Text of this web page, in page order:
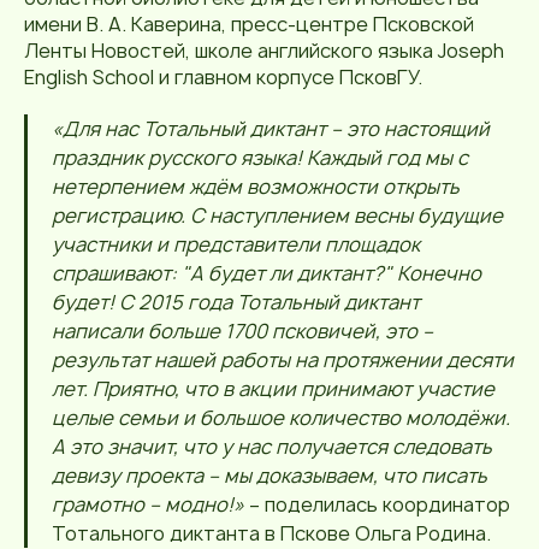
имени В. А. Каверина, пресс-центре Псковской
Ленты Новостей, школе английского языка Joseph
English School и главном корпусе ПсковГУ.
«Для нас Тотальный диктант – это настоящий
праздник русского языка! Каждый год мы с
нетерпением ждём возможности открыть
регистрацию. С наступлением весны будущие
участники и представители площадок
спрашивают: "А будет ли диктант?" Конечно
будет! С 2015 года Тотальный диктант
написали больше 1700 псковичей, это –
результат нашей работы на протяжении десяти
лет. Приятно, что в акции принимают участие
целые семьи и большое количество молодёжи.
А это значит, что у нас получается следовать
девизу проекта – мы доказываем, что писать
грамотно – модно!» – поделилась координатор
Тотального диктанта в Пскове Ольга Родина.